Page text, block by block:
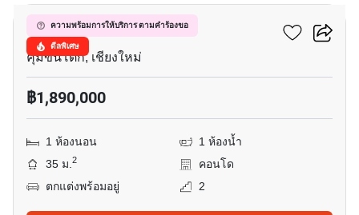
ความพร้อมการให้บริการ ตามคำร้องขอ
ดีลพิเศษ
วันพลัส บิสสิเนส พาร์ค 3
คุ้มขันโตก, เชียงใหม่
฿1,890,000
1 ห้องนอน
1 ห้องน้ำ
35 ม.2
คอนโด
ตกแต่งพร้อมอยู่
2